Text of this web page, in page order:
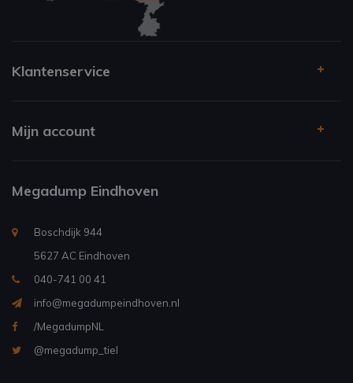
Klantenservice
Mijn account
Megadump Eindhoven
Boschdijk 944
5627 AC Eindhoven
040-741 00 41
info@megadumpeindhoven.nl
/MegadumpNL
@megadump_tiel